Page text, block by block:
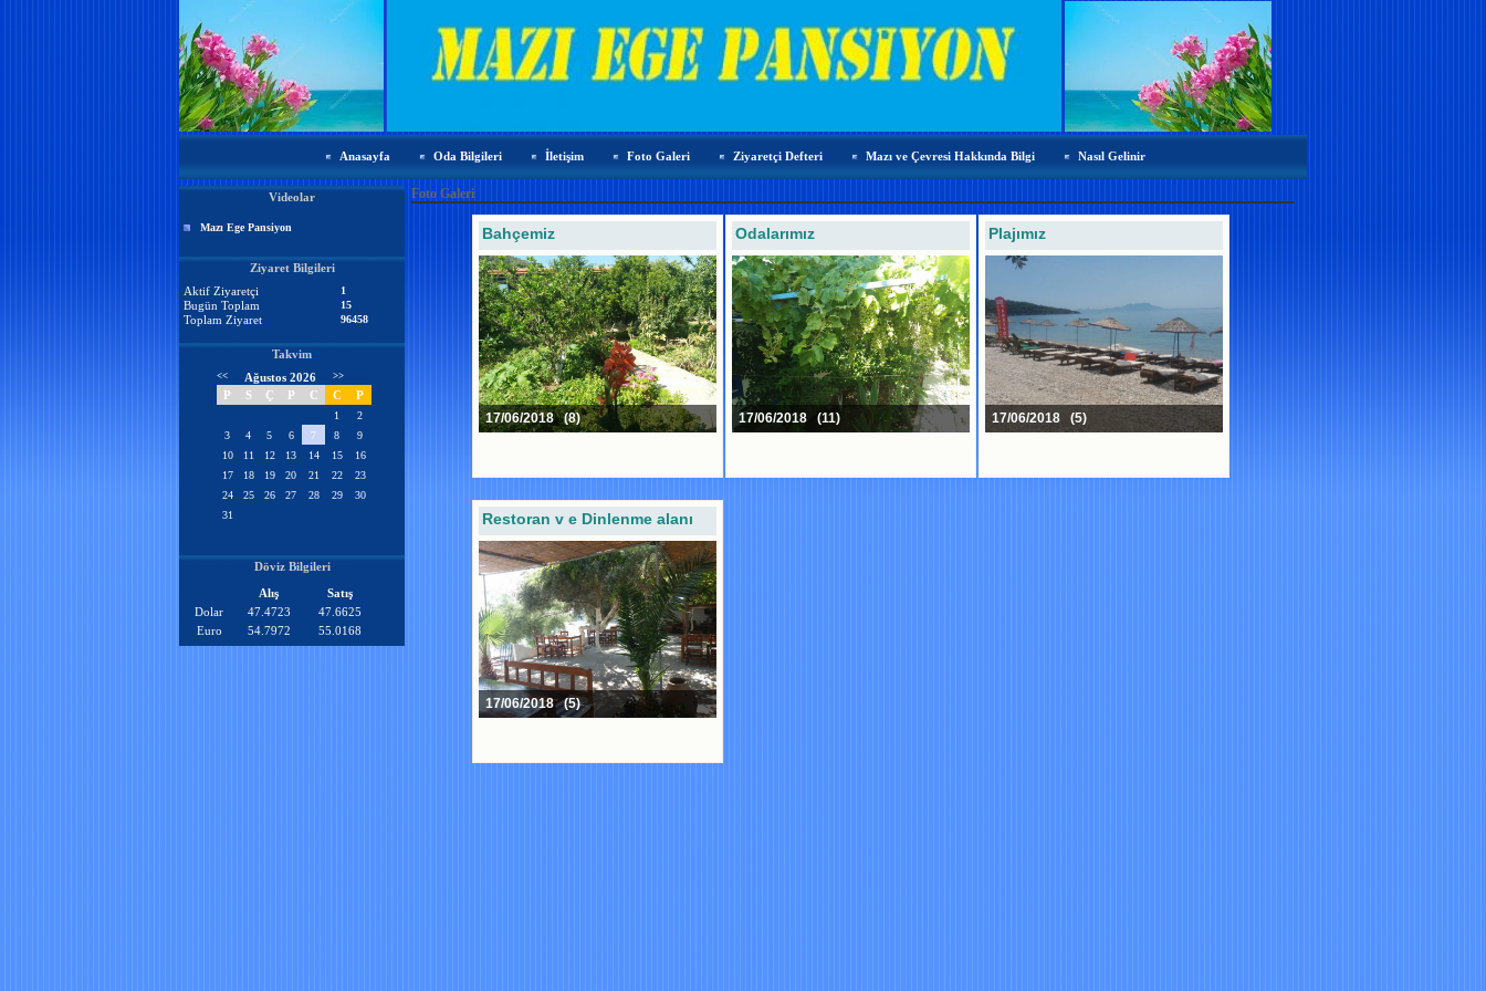
Anasayfa Oda Bilgileri İletişim Foto Galeri Ziyaretçi Defteri Mazı ve Çevresi Hakkında Bilgi Nasıl Gelinir
Videolar
Mazı Ege Pansiyon
Ziyaret Bilgileri
Aktif Ziyaretçi
1
Bugün Toplam 15
Toplam Ziyaret 96458
Takvim
<< Ağustos 2026 >>
P S Ç P C C P
1
2
3
4 5 6 7 8
9
10
11 12 13 14 15
16
17
18 19 20 21 22
23
24
25 26 27 28 29
30
31
Döviz Bilgileri
Alış
Satış
Dolar
47.4723
47.6625
Euro
54.7972 55.0168
Foto Galeri
Bahçemiz
17/06/2018 (8)
Odalarımız
17/06/2018 (11)
Plajımız
17/06/2018 (5)
Restoran v e Dinlenme alanı
17/06/2018 (5)